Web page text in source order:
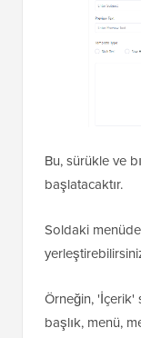
Bu, sürükle ve
başlatacaktır.
Soldaki
Örneğin, 'İçerik'
başlık, menü,